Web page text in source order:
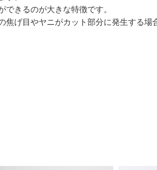
きるのが大きな特徴です。
げ目やヤニがカット部分に発生する場